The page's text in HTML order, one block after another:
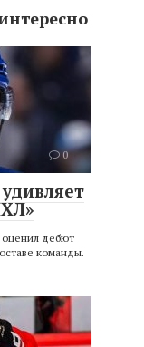
0
оценил дебют
команды.